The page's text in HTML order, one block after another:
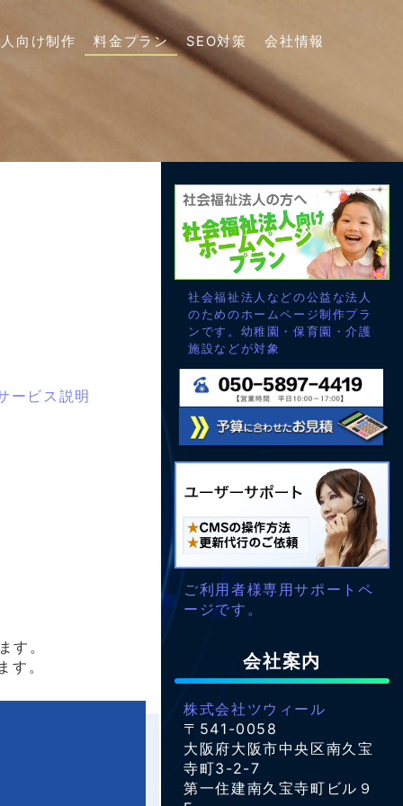
向け制作 料金プラン SEO対策 会社情報
ービス説明
す。
す。
社会福祉法人などの公益な法人
のためのホームページ制作プラ
ンです。幼稚園・保育園・介護
施設などが対象
ご利用者様専用サポートペ
ージです。
会社案内
株式会社ツウィール
〒541-0058
大阪府大阪市中央区南久宝
寺町3-2-7
第一住建南久宝寺町ビル９